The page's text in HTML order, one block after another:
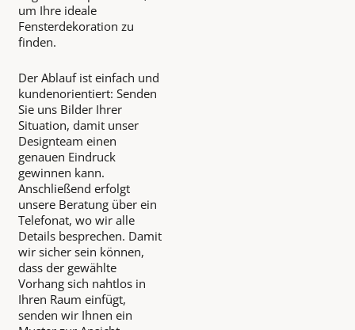
um Ihre ideale
Fensterdekoration zu
finden.
Der Ablauf ist einfach und
kundenorientiert: Senden
Sie uns Bilder Ihrer
Situation, damit unser
Designteam einen
genauen Eindruck
gewinnen kann.
Anschließend erfolgt
unsere Beratung über ein
Telefonat, wo wir alle
Details besprechen. Damit
wir sicher sein können,
dass der gewählte
Vorhang sich nahtlos in
Ihren Raum einfügt,
senden wir Ihnen ein